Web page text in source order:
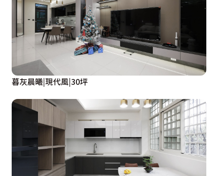
暮灰晨曦|現代風|30坪